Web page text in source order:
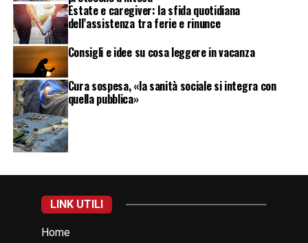
Estate e caregiver: la sfida quotidiana
dell’assistenza tra ferie e rinunce
Consigli e idee su cosa leggere in vacanza
Cura sospesa, «la sanità sociale si integra con
quella pubblica»
LINK UTILI
Home